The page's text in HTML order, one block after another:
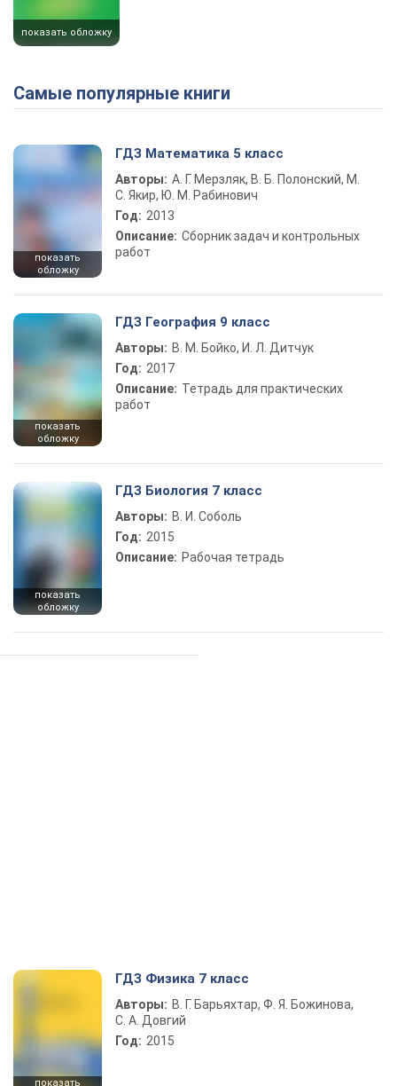
показать обложку
Самые популярные книги
показать
обложку
ГДЗ Математика 5 класс
Авторы: А. Г. Мерзляк, В. Б. Полонский, М.
С. Якир, Ю. М. Рабинович
Год: 2013
Описание: Сборник задач и контрольных
работ
показать
обложку
ГДЗ География 9 класс
Авторы: В. М. Бойко, И. Л. Дитчук
Год: 2017
Описание: Тетрадь для практических
работ
показать
обложку
ГДЗ Биология 7 класс
Авторы: В. И. Соболь
Год: 2015
Описание: Рабочая тетрадь
показать
ГДЗ Физика 7 класс
Авторы: В. Г. Барьяхтар, Ф. Я. Божинова,
С. А. Довгий
Год: 2015